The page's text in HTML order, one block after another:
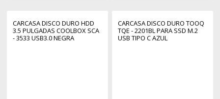
CARCASA DISCO DURO HDD
3.5 PULGADAS COOLBOX SCA
- 3533 USB3.0 NEGRA
CARCASA DISCO DURO TOOQ
TQE - 2201BL PARA SSD M.2
USB TIPO C AZUL